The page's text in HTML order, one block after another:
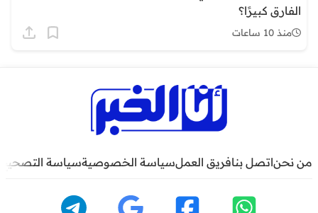
الفارق كبيرًا؟
منذ 10 ساعات
من نحناتصل بنافريق العملسياسة الخصوصيةسياسة التصحيح